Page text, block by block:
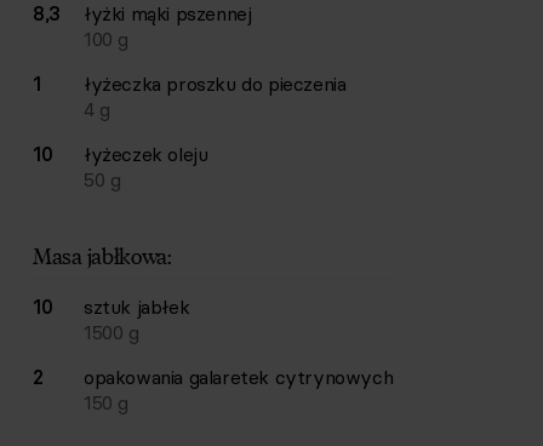
8,3
łyżki mąki pszennej
100 g
1
łyżeczka proszku do pieczenia
4g
10
łyżeczek oleju
50 g
Masa jabłkowa:
10 sztuk jabłek
1500 g
2
opakowania galaretek cytrynowych
150 g